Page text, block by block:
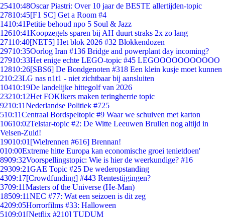
25410:48Oscar Piastri: Over 10 jaar de BESTE allertijden-topic
27810:45[F1 SC] Get a Room #4
1410:41Petitie behoud npo 5 Soul & Jazz
12610:41Koopzegels sparen bij AH duurt straks 2x zo lang
27110:40[NET5] Het blok 2026 #32 Blokkendozen
29710:35Oorlog Iran #136 Bridge and powerplant day incoming?
27910:33Het enige echte LEGO-topic #45 LEGOOOOOOOOOOO
12810:26[SBS6] De Bondgenoten #318 Een klein kusje moet kunnen
210:23LG nas n1t1 - niet zichtbaar bij aansluiten
10410:19De landelijke hittegolf van 2026
23210:12Het FOK!kers maken teringherrie topic
9210:11Nederlandse Politiek #725
510:11Centraal Bordspeltopic #9 Waar we schuiven met karton
10610:02Telstar-topic #2: De Witte Leeuwen Brullen nog altijd in
Velsen-Zuid!
19010:01 [Wielrennen #616] Brennan!
010:00Extreme hitte Europa kan economische groei tenietdoen'
8909:32Voorspellingstopic: Wie is hier de weerkundige? #16
29309:21GAE Topic #25 De wederopstanding
4309:17[Crowdfunding] #443 Rentestijgingen?
3709:11Masters of the Universe (He-Man)
18509:11NEC #77: Wat een seizoen is dit zeg
4209:05Horrorfilms #33: Halloween
5109:01 [Netflix #210] TUDUM